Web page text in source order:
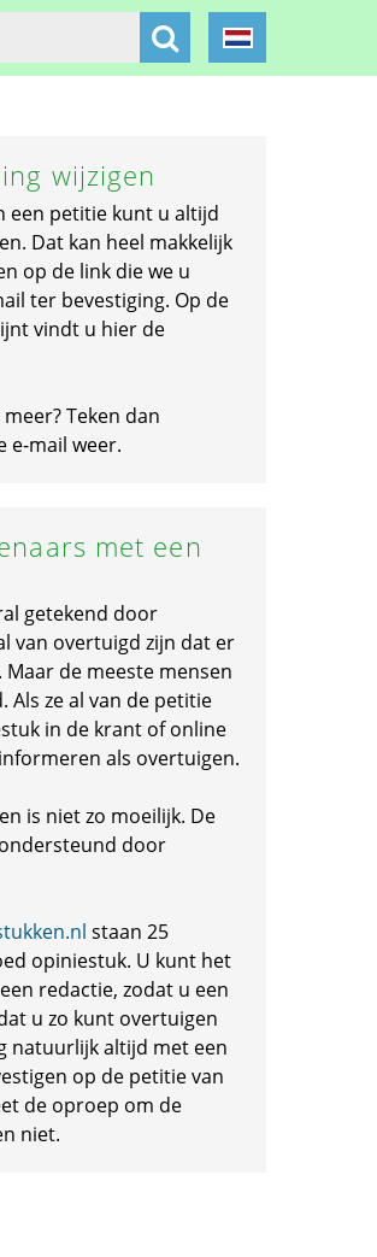
wijzigen
een petitie kunt u altijd
Dat kan heel makkelijk
op de link die we u
ter bevestiging. Op de
vindt u hier de
Teken dan
e-mail weer.
met een
getekend door
van overtuigd zijn dat er
de meeste mensen
Als ze al van de petitie
in de krant of online
als overtuigen.
is niet zo moeilijk. De
door
staan 25
opiniestuk. U kunt het
redactie, zodat u een
u zo kunt overtuigen
natuurlijk altijd met een
op de petitie van
de oproep om de
niet.